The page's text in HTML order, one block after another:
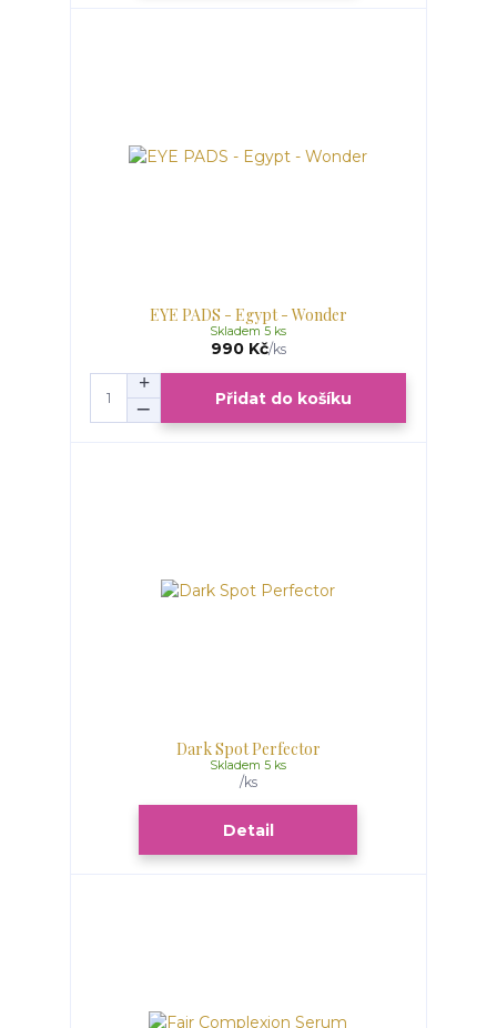
EYE PADS - Egypt - Wonder
990 Kč/ks
Skladem 5 ks
Přidat do košíku
Dark Spot Perfector
/ks
Skladem 5 ks
Detail